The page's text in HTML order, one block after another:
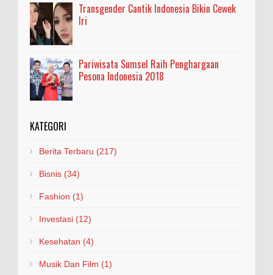
Transgender Cantik Indonesia Bikin Cewek
Iri
Pariwisata Sumsel Raih Penghargaan
Pesona Indonesia 2018
KATEGORI
Berita Terbaru (217)
Bisnis (34)
Fashion (1)
Investasi (12)
Kesehatan (4)
Musik Dan Film (1)